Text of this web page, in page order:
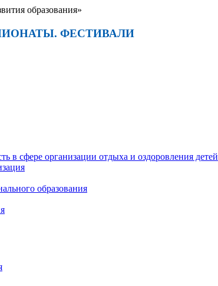
образования»
ФЕСТИВАЛИ
в сфере организации отдыха и оздоровления детей
образования